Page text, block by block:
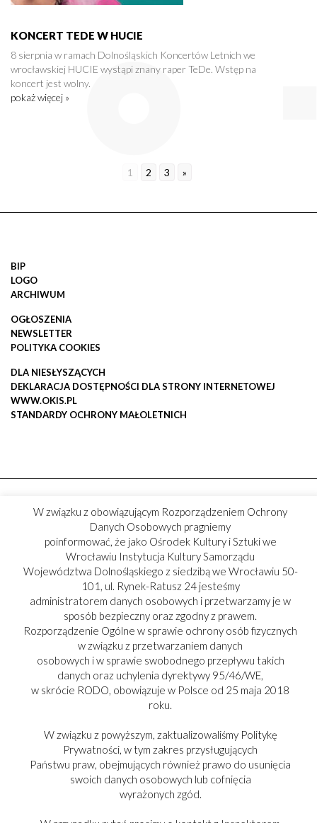
KONCERT TEDE W HUCIE
8 sierpnia w ramach Dolnośląskich Koncertów Letnich we
wrocławskiej HUCIE wystąpi znany raper TeDe. Wstęp na
koncert jest wolny.
pokaż więcej »
1 2 3 »
BIP
LOGO
ARCHIWUM
OGŁOSZENIA
NEWSLETTER
POLITYKA COOKIES
DLA NIESŁYSZĄCYCH
DEKLARACJA DOSTĘPNOŚCI DLA STRONY INTERNETOWEJ
WWW.OKIS.PL
STANDARDY OCHRONY MAŁOLETNICH
W związku z obowiązującym Rozporządzeniem Ochrony
Danych Osobowych pragniemy
poinformować, że jako Ośrodek Kultury i Sztuki we
Wrocławiu Instytucja Kultury Samorządu
Województwa Dolnośląskiego z siedzibą we Wrocławiu 50-
101, ul. Rynek-Ratusz 24 jesteśmy
administratorem danych osobowych i przetwarzamy je w
sposób bezpieczny oraz zgodny z prawem.
Rozporządzenie Ogólne w sprawie ochrony osób fizycznych
w związku z przetwarzaniem danych
osobowych i w sprawie swobodnego przepływu takich
danych oraz uchylenia dyrektywy 95/46/WE,
w skrócie RODO, obowiązuje w Polsce od 25 maja 2018
roku.
W związku z powyższym, zaktualizowaliśmy Politykę
Prywatności, w tym zakres przysługujących
Państwu praw, obejmujących również prawo do usunięcia
swoich danych osobowych lub cofnięcia
wyrażonych zgód.